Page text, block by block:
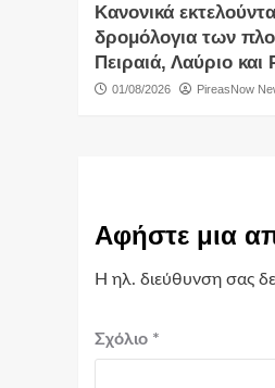
Κανονικά
δρομόλογια των
Πειραιά, Λαύριο
01/08/2026 PireasNow
Αφήστε μια
Η ηλ. διεύθυνση σας
Σχόλιο *